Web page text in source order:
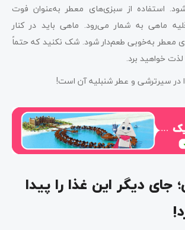
استفاده از سبزی‌های معطر به‌عنوان فوت
ماهی به شمار می‌رود. ماهی باید در کنار
معطر به‌خوبی طعم‌دار شود. شک نکنید که حتماً
خواهید برد.
در سیرترشی و عطر شنبلیه آن است!
جای دیگر این غذا را پیدا